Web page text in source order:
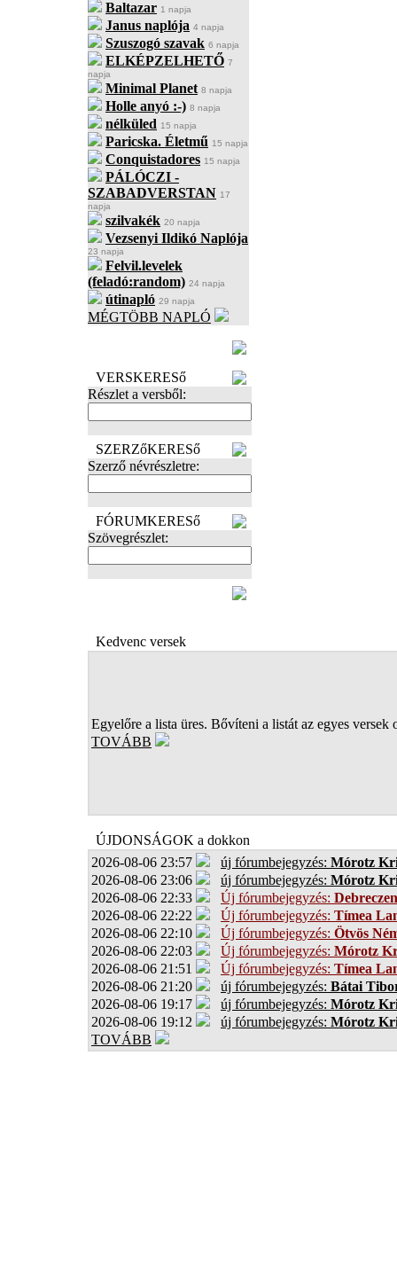
Baltazar 1 napja
Janus naplója 4 napja
Szuszogó szavak 6 napja
ELKÉPZELHETŐ 7
napja
Minimal Planet 8 napja
Holle anyó :-) 8 napja
nélküled 15 napja
Paricska. Életmű 15 napja
Conquistadores 15 napja
PÁLÓCZI -
SZABADVERSTAN 17
napja
szilvakék 20 napja
Vezsenyi Ildikó Naplója
23 napja
Felvil.levelek
(feladó:random) 24 napja
útinapló 29 napja
MÉGTÖBB NAPLÓ
VERSKERESő
Részlet a versből:
SZERZőKERESő
Szerző névrészletre:
FÓRUMKERESő
Szövegrészlet:
Kedvenc versek
Egyelőre a lista üres. Bővíteni a listát az egyes versek
TOVÁBB
ÚJDONSÁGOK a dokkon
2026-08-06 23:57
új fórumbejegyzés: Mórotz
2026-08-06 23:06
új fórumbejegyzés: Mórotz
2026-08-06 22:33
Új fórumbejegyzés:
2026-08-06 22:22
Új fórumbejegyzés: Tímea
2026-08-06 22:10
Új fórumbejegyzés: Ötvös
2026-08-06 22:03
Új fórumbejegyzés: Mórotz
2026-08-06 21:51
Új fórumbejegyzés: Tímea
2026-08-06 21:20
új fórumbejegyzés: Bátai
2026-08-06 19:17
új fórumbejegyzés: Mórotz
2026-08-06 19:12
új fórumbejegyzés: Mórotz
TOVÁBB